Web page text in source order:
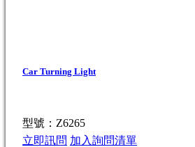
Car Turning Light
型號：Z6265
立即訊問 加入詢問清單